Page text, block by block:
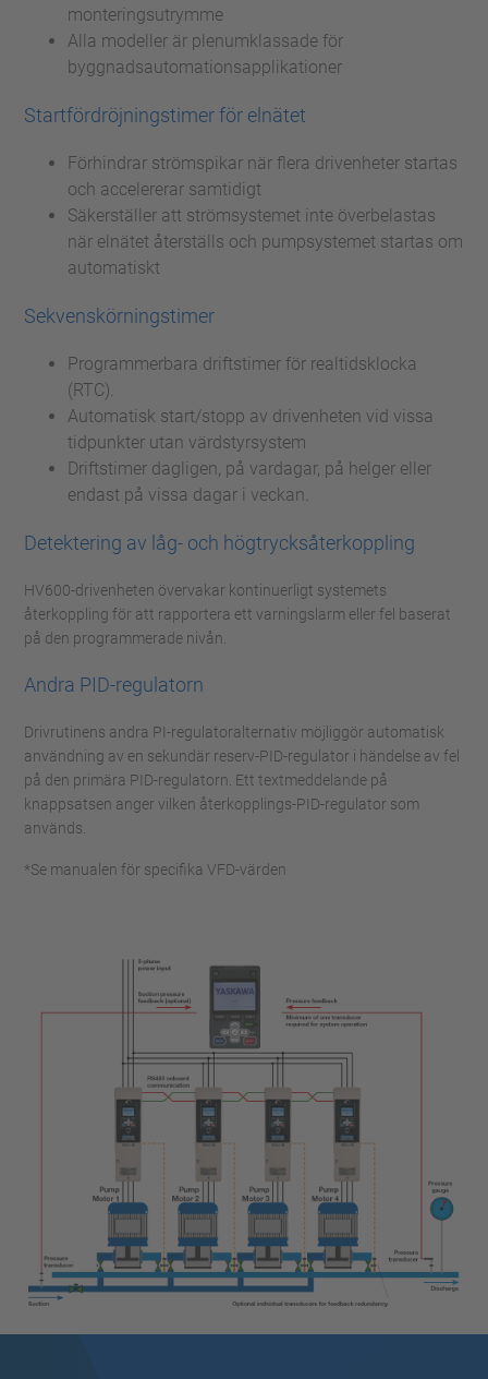
monteringsutrymme
Alla modeller är plenumklassade för
byggnadsautomationsapplikationer
Startfördröjningstimer för elnätet
Förhindrar strömspikar när flera drivenheter startas
och accelererar samtidigt
Säkerställer att strömsystemet inte överbelastas
när elnätet återställs och pumpsystemet startas om
automatiskt
Sekvenskörningstimer
Programmerbara driftstimer för realtidsklocka
(RTC).
Automatisk start/stopp av drivenheten vid vissa
tidpunkter utan värdstyrsystem
Driftstimer dagligen, på vardagar, på helger eller
endast på vissa dagar i veckan.
Detektering av låg- och högtrycksåterkoppling
HV600-drivenheten övervakar kontinuerligt systemets
återkoppling för att rapportera ett varningslarm eller fel baserat
på den programmerade nivån.
Andra PID-regulatorn
Drivrutinens andra PI-regulatoralternativ möjliggör automatisk
användning av en sekundär reserv-PID-regulator i händelse av fel
på den primära PID-regulatorn. Ett textmeddelande på
knappsatsen anger vilken återkopplings-PID-regulator som
används.
*Se manualen för specifika VFD-värden